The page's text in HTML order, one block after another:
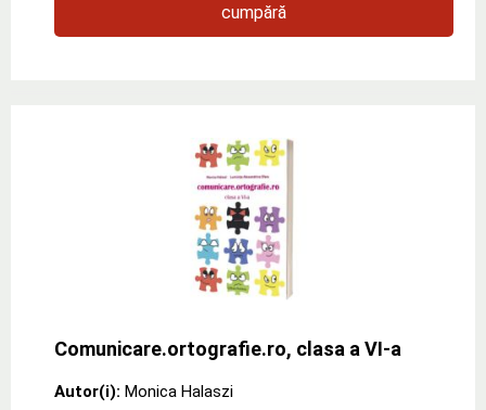
cumpără
Comunicare.ortografie.ro, clasa a VI-a
Autor(i): Monica Halaszi